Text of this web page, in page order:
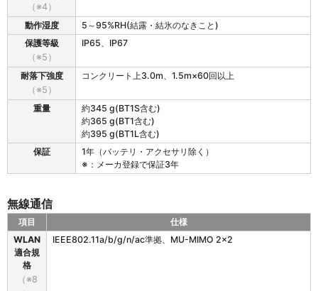
（※4）
動作湿度
5～95%RH(結露・結氷のなきこと)
保護等級
（※5）
IP65、IP67
耐落下強度
（※5）
コンクリート上3.0m、1.5m×60回以上
重量
約345 g(BT1S含む)
約365 g(BT1含む)
約395 g(BT1L含む)
保証
1年（バッテリ・アクセサリ除く）
※：メーカ登録で保証3年
無線通信
項目
仕様
WLAN
適合規
格
（※8
IEEE802.11a/b/g/n/ac準拠、MU-MIMO 2×2